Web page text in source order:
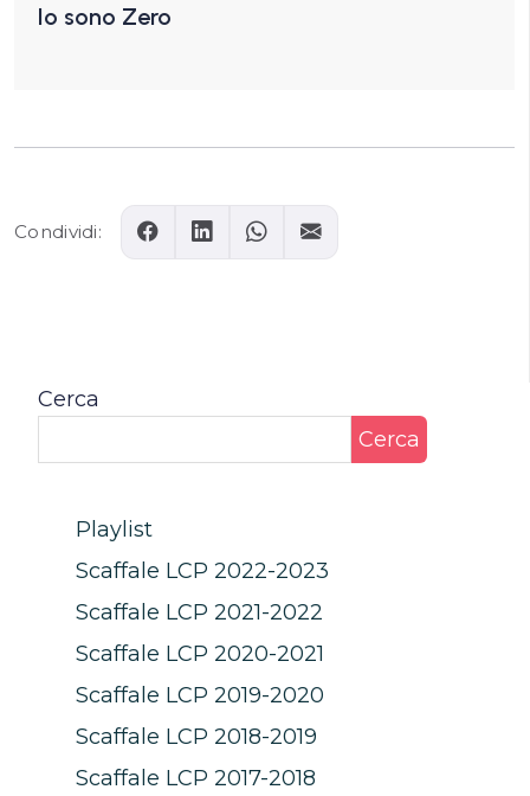
Io sono Zero
Condividi:
Cerca
Cerca
Playlist
Scaffale LCP 2022-2023
Scaffale LCP 2021-2022
Scaffale LCP 2020-2021
Scaffale LCP 2019-2020
Scaffale LCP 2018-2019
Scaffale LCP 2017-2018